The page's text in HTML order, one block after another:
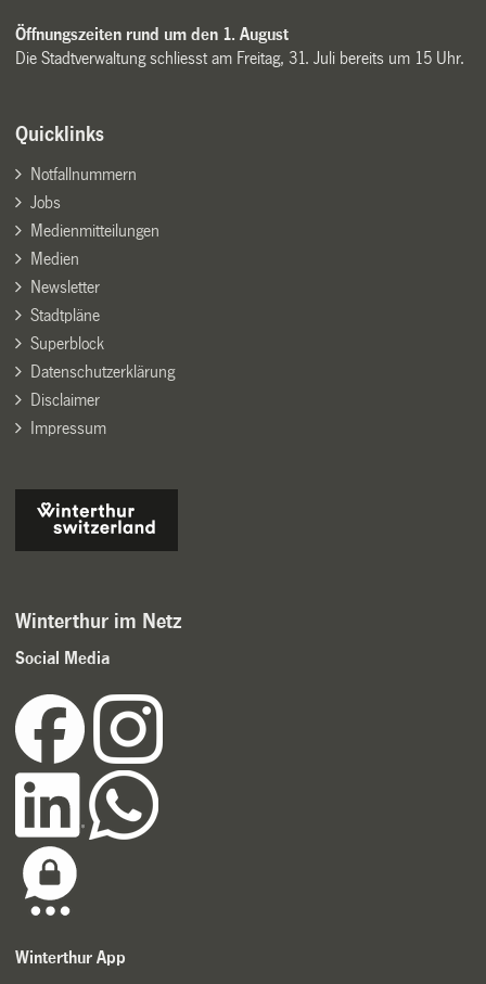
Öffnungszeiten rund um den 1. August
Die Stadtverwaltung schliesst am Freitag, 31. Juli bereits um 15 Uhr.
Quicklinks
Notfallnummern
Jobs
Medienmitteilungen
Medien
Newsletter
Stadtpläne
Superblock
Datenschutzerklärung
Disclaimer
Impressum
Winterthur im Netz
Social Media
Winterthur App